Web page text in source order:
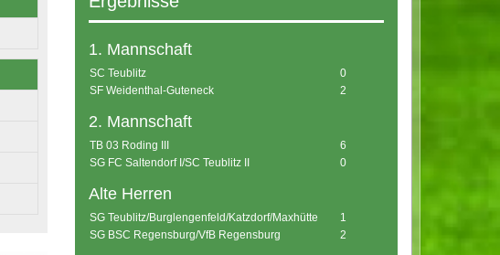
1. Mannschaft
SC Teublitz
0
SF Weidenthal-Guteneck
2
2. Mannschaft
TB 03 Roding III
6
SG FC Saltendorf I/SC Teublitz II
0
Alte Herren
SG Teublitz/Burglengenfeld/Katzdorf/Maxhütte
1
SG BSC Regensburg/VfB Regensburg
2